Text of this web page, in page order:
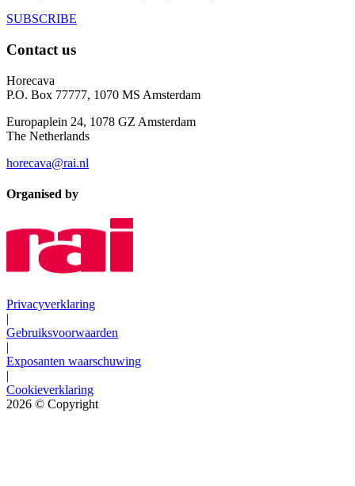
SUBSCRIBE
Contact us
Horecava
P.O. Box 77777, 1070 MS Amsterdam
Europaplein 24, 1078 GZ Amsterdam
The Netherlands
horecava@rai.nl
Organised by
Privacyverklaring
|
Gebruiksvoorwaarden
|
Exposanten waarschuwing
|
Cookieverklaring
2026 © Copyright